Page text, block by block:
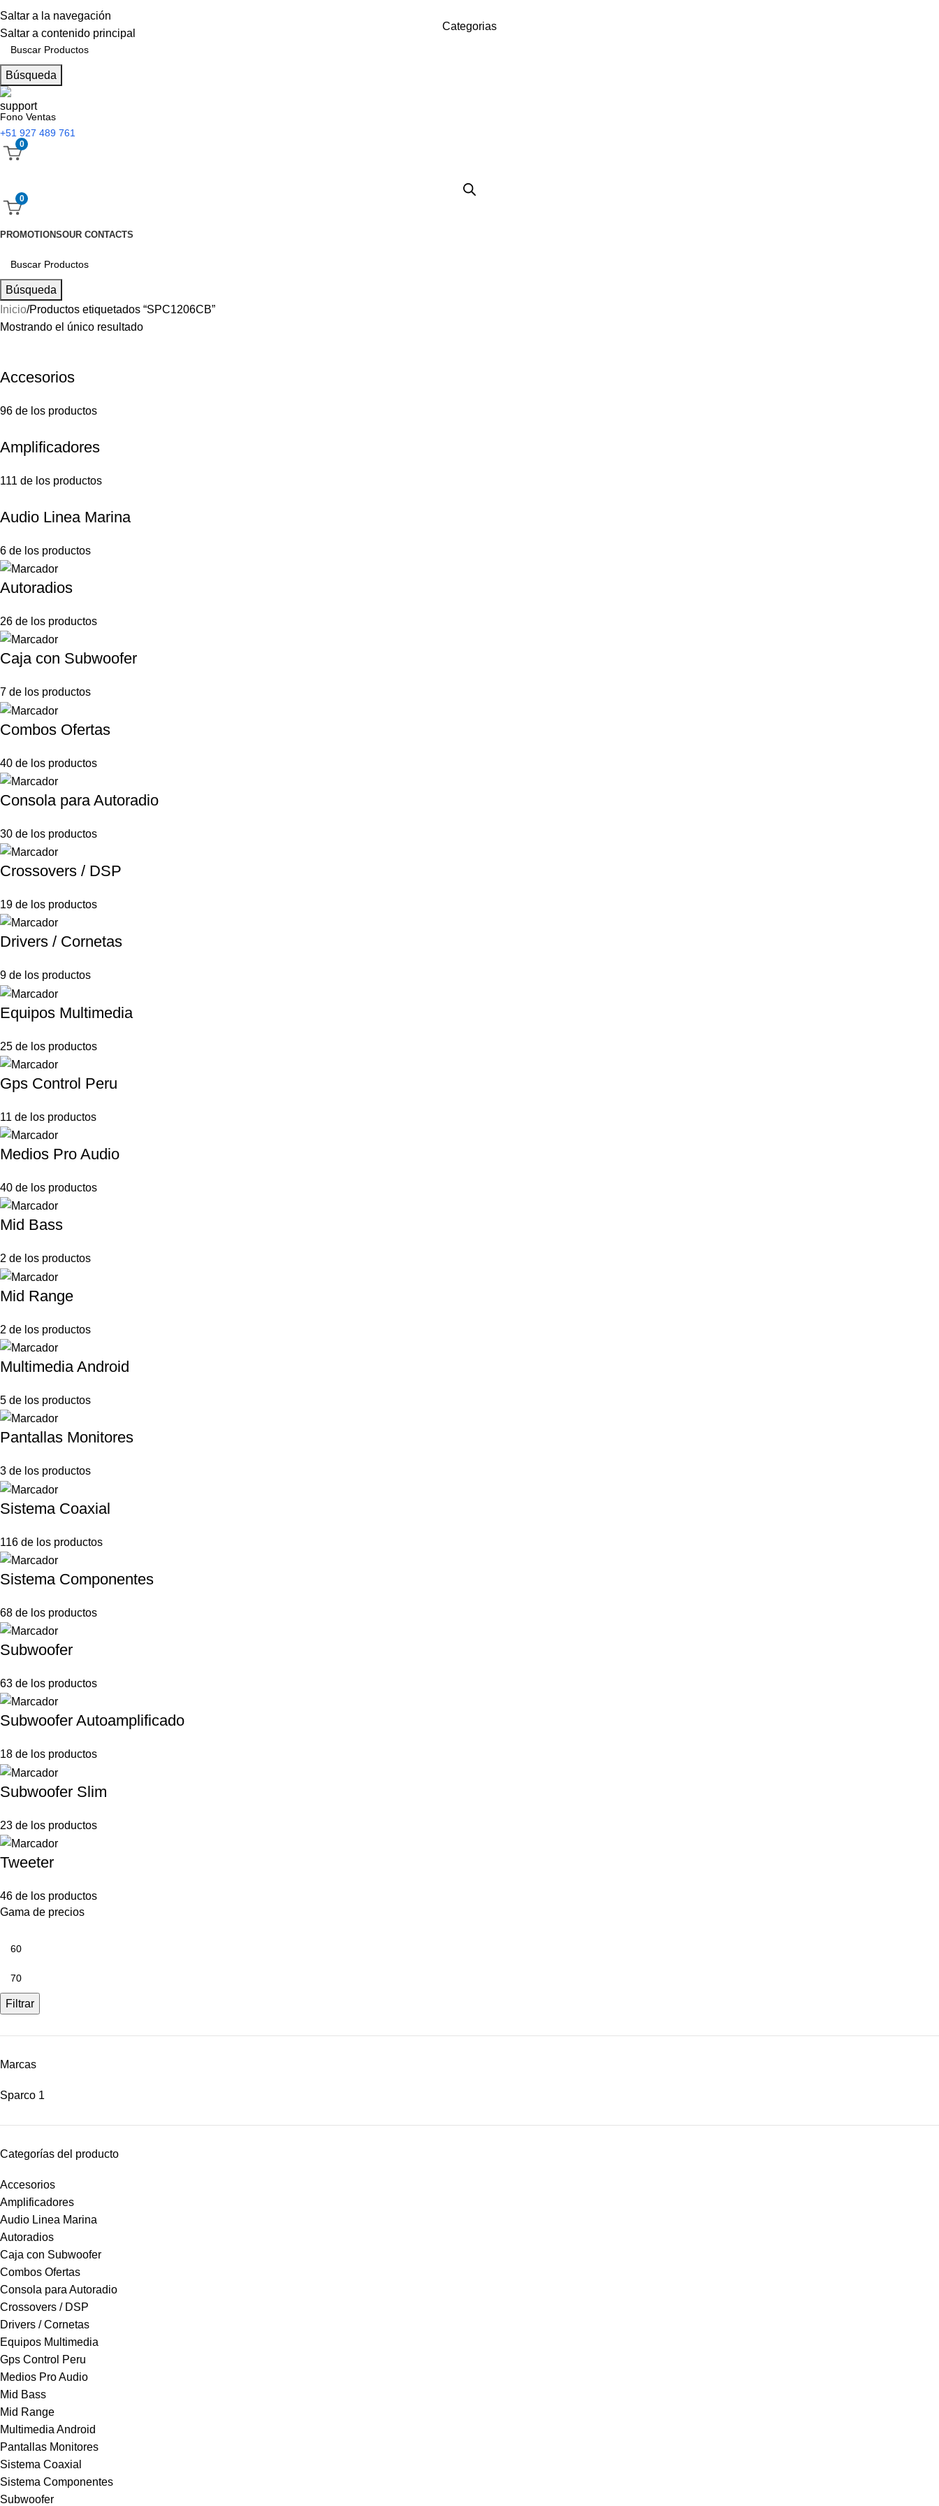
Saltar a la navegación
Saltar a contenido principal
Categorias
Búsqueda
Fono Ventas
+51 927 489 761
0
0
PROMOTIONSOUR CONTACTS
Búsqueda
Inicio Productos etiquetados “SPC1206CB”
Mostrando el único resultado
Accesorios
96 de los productos
Amplificadores
111 de los productos
Audio Linea Marina
6 de los productos
Autoradios
26 de los productos
Caja con Subwoofer
7 de los productos
Combos Ofertas
40 de los productos
Consola para Autoradio
30 de los productos
Crossovers / DSP
19 de los productos
Drivers / Cornetas
9 de los productos
Equipos Multimedia
25 de los productos
Gps Control Peru
11 de los productos
Medios Pro Audio
40 de los productos
Mid Bass
2 de los productos
Mid Range
2 de los productos
Multimedia Android
5 de los productos
Pantallas Monitores
3 de los productos
Sistema Coaxial
116 de los productos
Sistema Componentes
68 de los productos
Subwoofer
63 de los productos
Subwoofer Autoamplificado
18 de los productos
Subwoofer Slim
23 de los productos
Tweeter
46 de los productos
Gama de precios
Filtrar
Marcas
Sparco 1
Categorías del producto
Accesorios
Amplificadores
Audio Linea Marina
Autoradios
Caja con Subwoofer
Combos Ofertas
Consola para Autoradio
Crossovers / DSP
Drivers / Cornetas
Equipos Multimedia
Gps Control Peru
Medios Pro Audio
Mid Bass
Mid Range
Multimedia Android
Pantallas Monitores
Sistema Coaxial
Sistema Componentes
Subwoofer